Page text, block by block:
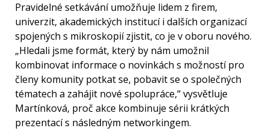
Pravidelné setkávání umožňuje lidem z firem,
univerzit, akademických institucí i dalších organizací
spojených s mikroskopií zjistit, co je v oboru nového.
„Hledali jsme formát, který by nám umožnil
kombinovat informace o novinkách s možností pro
členy komunity potkat se, pobavit se o společných
tématech a zahájit nové spolupráce,“ vysvětluje
Martínková, proč akce kombinuje sérii krátkých
prezentací s následným networkingem.